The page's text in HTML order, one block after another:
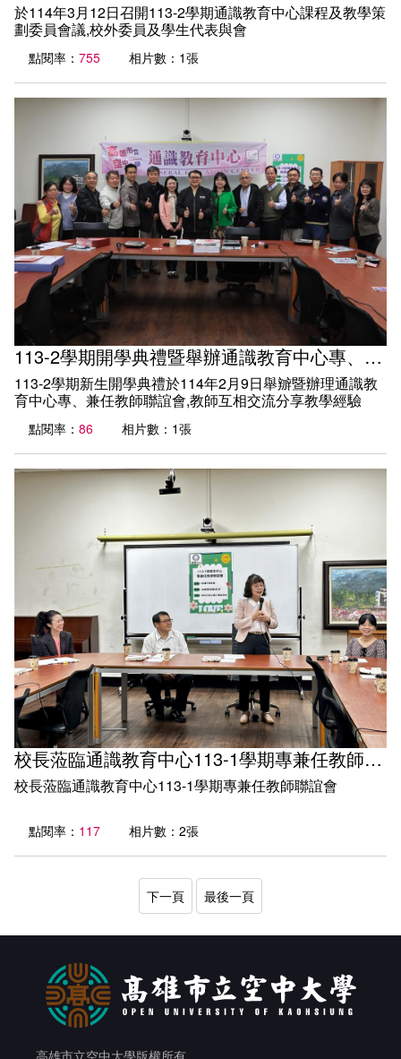
於114年3月12日召開113-2學期通識教育中心課程及教學策
劃委員會議,校外委員及學生代表與會
點閱率： 755 相片數：1張
113-2學期開學典禮暨舉辦通識教育中心專、兼任教師聯誼會
113-2學期新生開學典禮於114年2月9日舉辧暨辦理通識教
育中心專、兼任教師聯誼會,教師互相交流分享教學經驗
點閱率： 86 相片數：1張
校長蒞臨通識教育中心113-1學期專兼任教師聯誼會
校長蒞臨通識教育中心113-1學期專兼任教師聯誼會
點閱率： 117 相片數：2張
下一頁 最後一頁
高雄市立空中大學版權所有